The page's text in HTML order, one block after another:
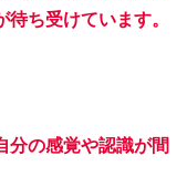
ち受けています。
分の感覚や認識が間